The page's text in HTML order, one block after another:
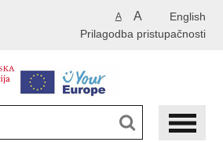
English
A A
Prilagodba pristupačnosti